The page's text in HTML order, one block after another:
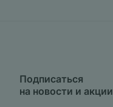
Подписаться
на новости и акции